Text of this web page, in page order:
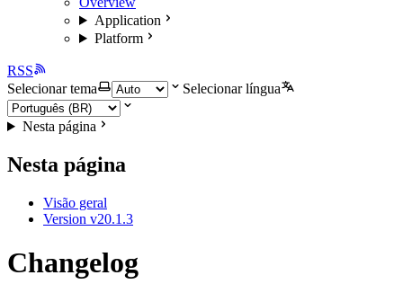
Application
Platform
RSS
Selecionar tema
Selecionar língua
Nesta página
Nesta página
Visão geral
Version v20.1.3
Changelog